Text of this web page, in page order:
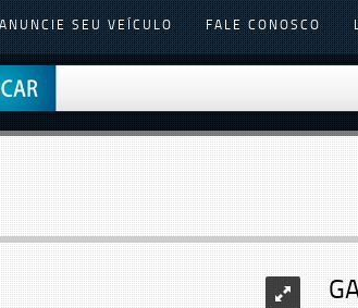
ANUNCIE SEU VEÍCULO FALE CONOSCO